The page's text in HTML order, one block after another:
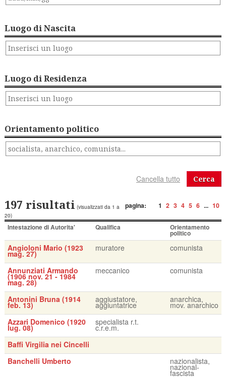
Luogo di Nascita
Luogo di Residenza
Orientamento politico
Cerca
pagina: 1 2 3 4 5 6 ... 10
197 risultati (visualizzati da 1 a
20)
Intestazione di Autorita' Qualifica Orientamento
politico
Angioloni Mario (1923
mag. 27)
muratore comunista
Annunziati Armando
(1906 nov. 21 - 1984
mag. 28)
meccanico comunista
Antonini Bruna (1914
feb. 13)
aggiustatore,
aggiuntatrice
anarchica,
mov. anarchico
Azzari Domenico (1920
lug. 08)
specialista r.t.
c.r.e.m.
Baffi Virgilia nei Cincelli
Banchelli Umberto
nazionalista,
nazional-
fascista